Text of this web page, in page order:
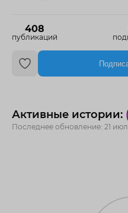
408
публикаций
Активные истории:
Последнее обновление: 21